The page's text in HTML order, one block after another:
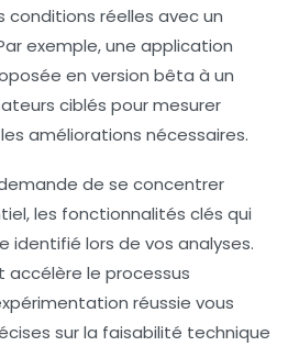
réelles avec un
exemple, une application
en version bêta à un
ciblés pour mesurer
améliorations nécessaires.
de se concentrer
les fonctionnalités clés qui
identifié lors de vos analyses.
le processus
réussie vous
sur la faisabilité technique